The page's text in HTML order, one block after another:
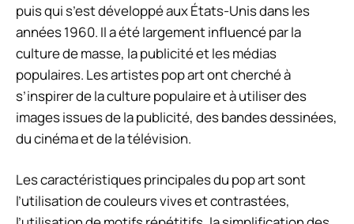
puis qui s’est développé aux États-Unis dans les
années 1960. Il a été largement influencé par la
culture de masse, la publicité et les médias
populaires. Les artistes pop art ont cherché à
s’inspirer de la culture populaire et à utiliser des
images issues de la publicité, des bandes dessinées,
du cinéma et de la télévision.
Les caractéristiques principales du pop art sont
l’utilisation de couleurs vives et contrastées,